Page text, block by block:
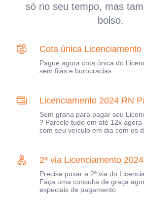
só no seu tempo, mas
bolso.
Cota única Licenciamento
Pague agora cota única do
sem filas e burocracias.
Licenciamento 2024 RN
Sem grana para pagar seu
? Parcele tudo em até 12x agora
com seu veículo em dia com os
2ª via Licenciamento
Precisa puxar a 2ª via do
Faça uma consulta de graça
especiais de pagamento.